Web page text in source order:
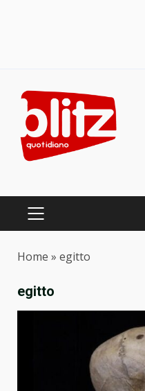
content
PRIMARY
Home » egitto
egitto